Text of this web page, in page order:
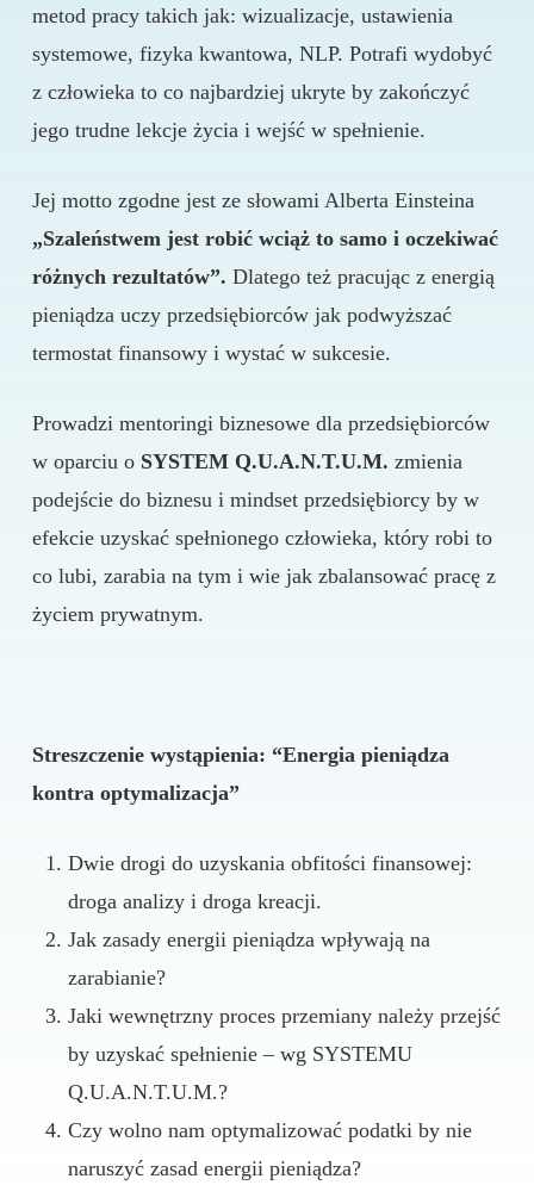
metod pracy takich jak: wizualizacje, ustawienia
systemowe, fizyka kwantowa, NLP. Potrafi wydobyć
z człowieka to co najbardziej ukryte by zakończyć
jego trudne lekcje życia i wejść w spełnienie.
Jej motto zgodne jest ze słowami Alberta Einsteina
„Szaleństwem jest robić wciąż to samo i oczekiwać
różnych rezultatów”. Dlatego też pracując z energią
pieniądza uczy przedsiębiorców jak podwyższać
termostat finansowy i wystać w sukcesie.
Prowadzi mentoringi biznesowe dla przedsiębiorców
w oparciu o SYSTEM Q.U.A.N.T.U.M. zmienia
podejście do biznesu i mindset przedsiębiorcy by w
efekcie uzyskać spełnionego człowieka, który robi to
co lubi, zarabia na tym i wie jak zbalansować pracę z
życiem prywatnym.
Streszczenie wystąpienia: “Energia pieniądza
kontra optymalizacja”
Dwie drogi do uzyskania obfitości finansowej:
droga analizy i droga kreacji.
Jak zasady energii pieniądza wpływają na
zarabianie?
Jaki wewnętrzny proces przemiany należy przejść
by uzyskać spełnienie – wg SYSTEMU
Q.U.A.N.T.U.M.?
Czy wolno nam optymalizować podatki by nie
naruszyć zasad energii pieniądza?